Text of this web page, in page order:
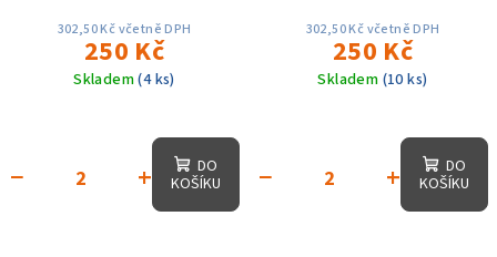
302,50 Kč včetně DPH
250 Kč
Skladem(4 ks)
+
−
DO
KOŠÍKU
302,50 Kč včetně DPH
250 Kč
Skladem (10 ks)
+
−
DO
KOŠÍKU